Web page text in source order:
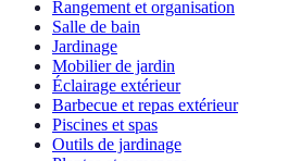
Rangement et organisation
Salle de bain
Jardinage
Mobilier de jardin
Éclairage extérieur
Barbecue et repas extérieur
Piscines et spas
Outils de jardinage